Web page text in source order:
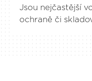
Jsou nejčastější
ochraně či